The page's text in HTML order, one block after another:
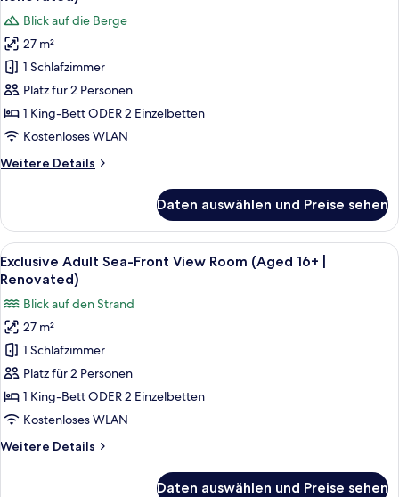
Exclusive
Adult
Garden/Mountain
View
Room
(Aged
|
Blick auf die Berge
27 m²
1 Schlafzimmer
Platz für 2 Personen
1 King-Bett ODER 2 Einzelbetten
Kostenloses WLAN
Weitere Details
Weitere
Adult
Garden/Mountain
View
Room
16+
Renovated)
Daten auswählen und Preise sehen
Alle
Fotos
Exclusive
Adult
Sea-
Front
View
Room
16+
Exclusive Adult Sea-Front View
11
Exclusive Adult Sea-Front View Room (Aged 16+ |
Renovated)
Blick auf den Strand
27 m²
1 Schlafzimmer
Platz für 2 Personen
1 King-Bett ODER 2 Einzelbetten
Kostenloses WLAN
Weitere Details
Weitere
Daten auswählen und Preise sehen